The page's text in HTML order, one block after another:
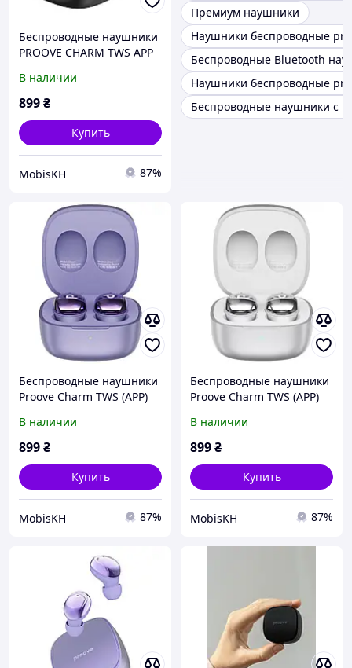
Беспроводные наушники
PROOVE CHARM TWS APP
В наличии
899₴
Купить
MobisKH 87%
Премиум наушники
Наушники беспроводные
Беспроводные Bluetooth
Наушники беспроводные
Беспроводные наушники с
Беспроводные наушники
Proove Charm TWS (APP)
В наличии
899₴
Купить
MobisKH 87%
Беспроводные наушники
Proove Charm TWS (APP)
В наличии
899₴
Купить
MobisKH 87%